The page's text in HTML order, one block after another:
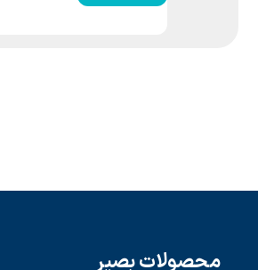
محصولات بصیر